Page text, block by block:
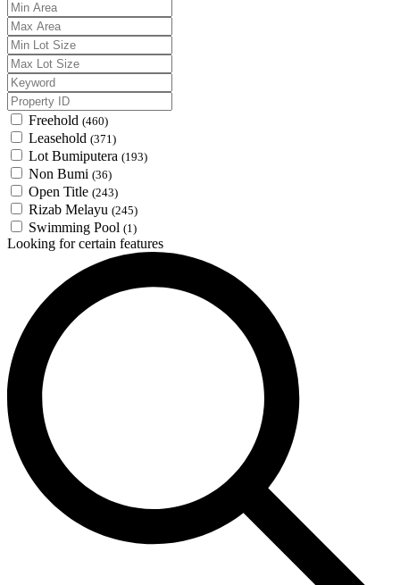
Freehold (460)
Leasehold (371)
Lot Bumiputera (193)
Non Bumi (36)
Open Title (243)
Rizab Melayu (245)
Swimming Pool (1)
Looking for certain features